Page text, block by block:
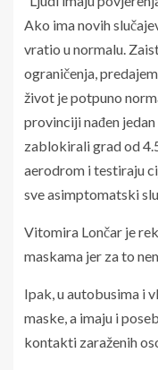
Ako ima novih
vratio u normalu.
ograničenja,
život je potpuno
provinciji nađen
zablokirali grad od
aerodrom i testiraju
sve asimptomatski
Vitomira Lončar je
maskama jer za to
Ipak, u autobusima i
maske, a imaju i
kontakti zaraženih